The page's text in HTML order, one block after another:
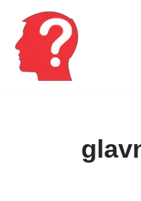
Перейти
содержимому